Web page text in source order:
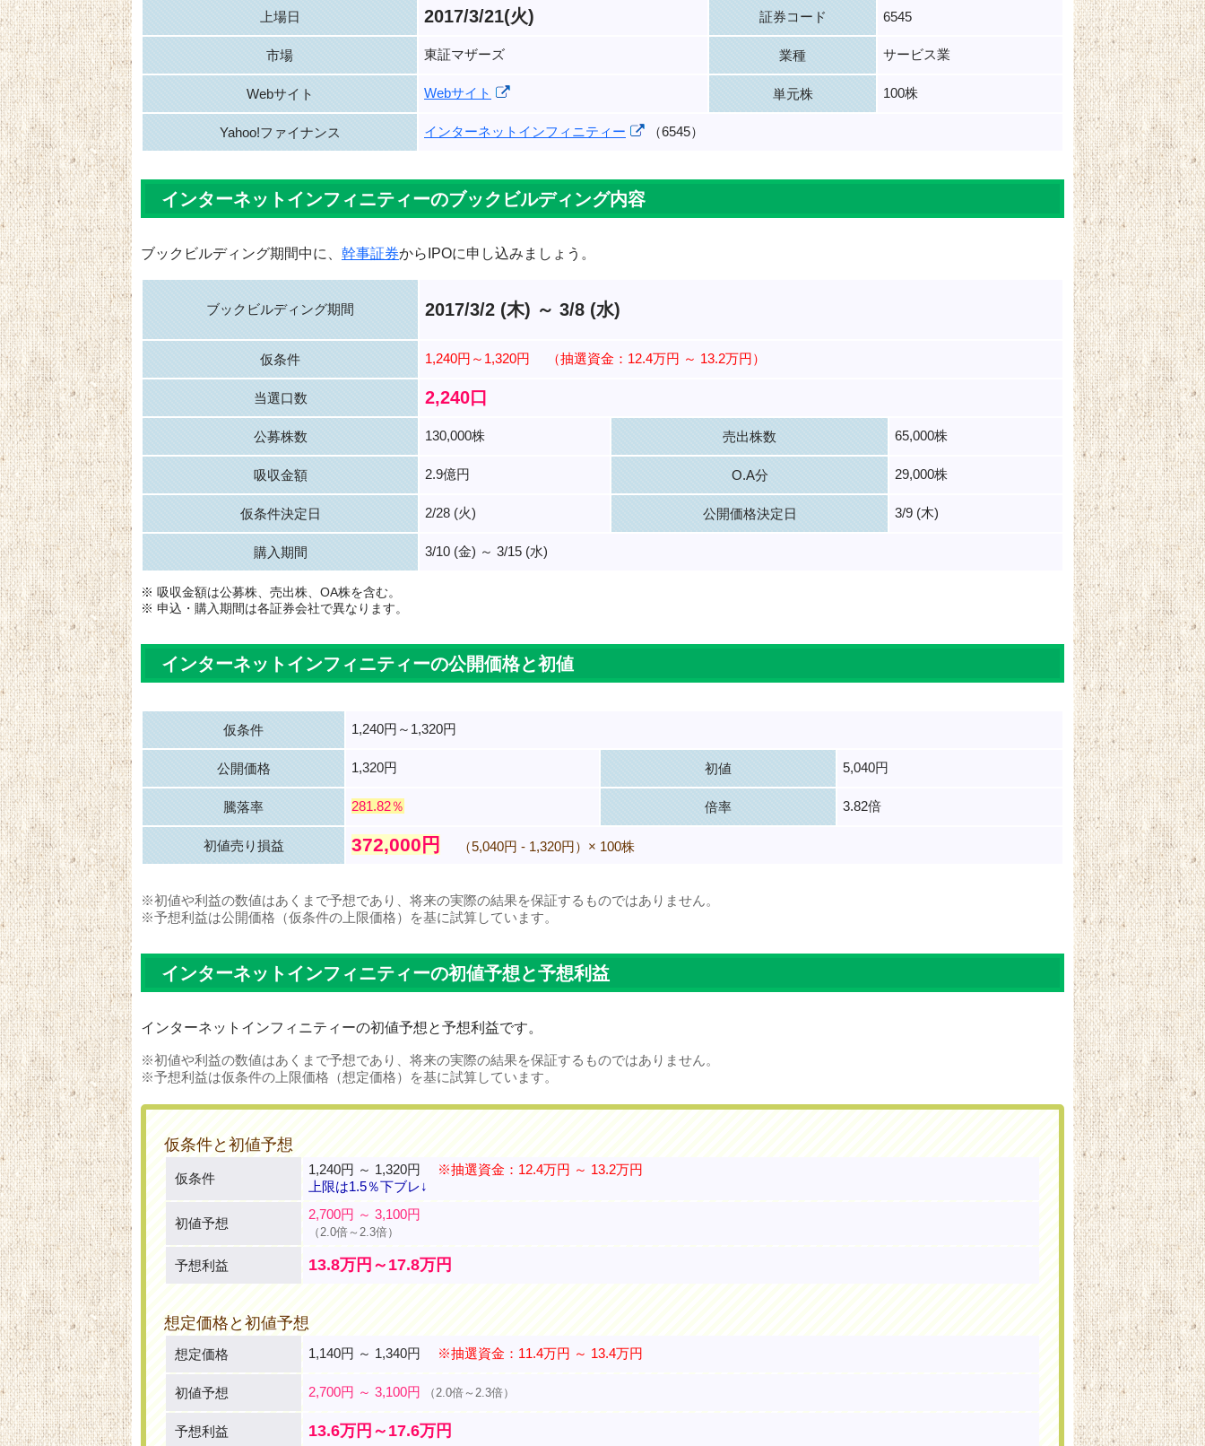
上場日 2017/3/21(火) 証券コード 6545
市場 東証マザーズ 業種 サービス業
Webサイト Webサイト 単元株 100株
Yahoo!ファイナンス インターネットインフィニティー （6545）
インターネットインフィニティーのブックビルディング内容
ブックビルディング期間中に、 幹事証券からIPOに申し込みましょう。
ブックビルディング期間 2017/3/2 (木) ～ 3/8 (水)
仮条件 1,240円～1,320円 （抽選資金：12.4万円 ～ 13.2万円）
当選口数 2,240口
公募株数 130,000株 売出株数 65,000株
吸収金額 2.9億円 O.A分 29,000株
仮条件決定日 2/28 (火) 公開価格決定日 3/9 (木)
購入期間 3/10 (金) ～ 3/15 (水)
※ 吸収金額は公募株、売出株、OA株を含む。
※ 申込・購入期間は各証券会社で異なります。
インターネットインフィニティーの公開価格と初値
仮条件 1,240円～1,320円
公開価格 1,320円 初値 5,040円
騰落率 281.82％ 倍率 3.82倍
初値売り損益 372,000円 （5,040円 - 1,320円）× 100株
※初値や利益の数値はあくまで予想であり、将来の実際の結果を保証するものではありません。
※予想利益は公開価格（仮条件の上限価格）を基に試算しています。
インターネットインフィニティーの初値予想と予想利益
インターネットインフィニティーの初値予想と予想利益です。
※初値や利益の数値はあくまで予想であり、将来の実際の結果を保証するものではありません。
※予想利益は仮条件の上限価格（想定価格）を基に試算しています。
仮条件と初値予想
仮条件
1,240円 ～ 1,320円
※抽選資金：12.4万円 ～ 13.2万円
上限は1.5％下ブレ↓
初値予想
2,700円 ～ 3,100円
（2.0倍～2.3倍）
予想利益 13.8万円～17.8万円
想定価格と初値予想
想定価格 1,140円 ～ 1,340円 ※抽選資金：11.4万円 ～ 13.4万円
初値予想 2,700円 ～ 3,100円 （2.0倍～2.3倍）
予想利益 13.6万円～17.6万円